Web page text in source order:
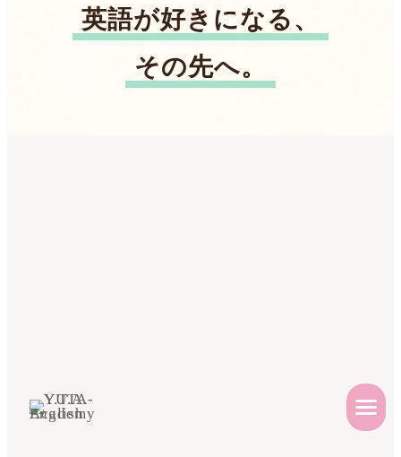
英語が好きになる、
その先へ。